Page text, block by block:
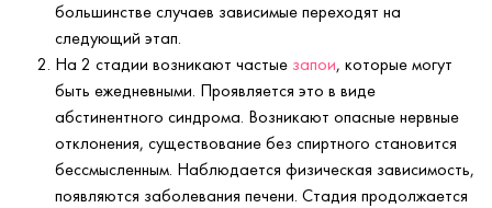
большинстве случаев зависимые переходят на
следующий этап.
На 2 стадии возникают частые запои, которые могут
быть ежедневными. Проявляется это в виде
абстинентного синдрома. Возникают опасные нервные
отклонения, существование без спиртного становится
бессмысленным. Наблюдается физическая зависимость,
появляются заболевания печени. Стадия продолжается